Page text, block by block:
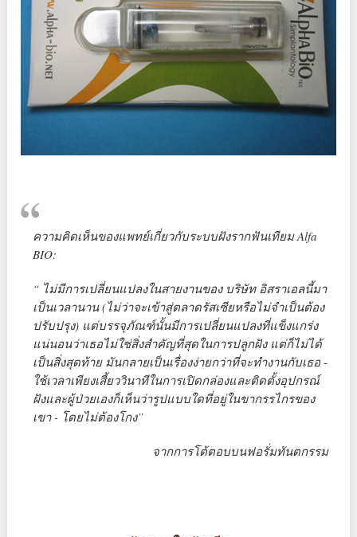
ความคิดเห็นของแพทย์เกี่ยวกับระบบฝังรากฟันเทียม Alfa
BIO:
“ ไม่มีการเปลี่ยนแปลงในสายงานของ บริษัท อิสราเอลนี้มา
เป็นเวลานาน (ไม่ว่าจะเข้าสู่ตลาดรัสเซียหรือไม่จำเป็นต้อง
ปรับปรุง) แต่บรรจุภัณฑ์นั้นมีการเปลี่ยนแปลงที่แข็งแกร่ง
แน่นอนว่าเธอไม่ใช่สิ่งสำคัญที่สุดในการปลูกฝัง แต่ก็ไม่ได้
เป็นสิ่งสุดท้าย มันกลายเป็นเรื่องง่ายกว่าที่จะทำงานกับเธอ -
ใช้เวลาเพียงเสี้ยววินาทีในการเปิดกล่องและติดตั้งอุปกรณ์
ฝังและผู้ป่วยเองก็เห็นว่ารูปแบบใดที่อยู่ในขากรรไกรของ
เขา - โดยไม่ต้องโกง”
จากการโต้ตอบบนฟอรั่มทันตกรรม